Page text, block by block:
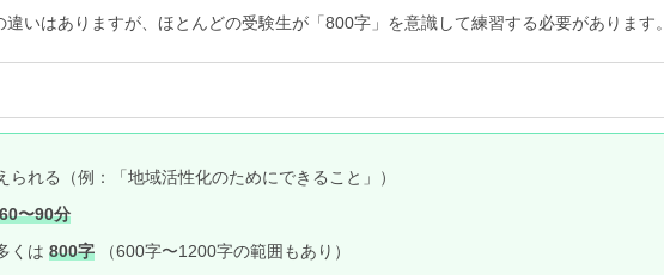
いはありますが、ほとんどの受験生が「800字」を意識して練習する必要があります。
られる（例：「地域活性化のためにできること」）
60〜90分
くは 800字（600字〜1200字の範囲もあり）